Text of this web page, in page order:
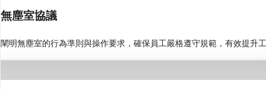
無塵室協議
闡明無塵室的行為準則與操作要求，確保員工嚴格遵守規範，有效提升